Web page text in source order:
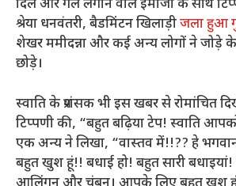
दिल और गले लगाने वाले इमोजी के साथ
श्रेया धनवंतरी, बैडमिंटन खिलाड़ीजला हुआ
शेखर ममीदन्ना और कई अन्य लोगों ने जोड़े
छोड़े।
स्वाति के प्रशंसक भी इस खबर से रोमांचित
टिप्पणी की, “बहुत बढ़िया टेप! स्वाति
एक अन्य ने लिखा, “वास्तव में!!?? हे
बहुत खुश हूं!! बधाई हो! बहुत सारी बधाइयां!